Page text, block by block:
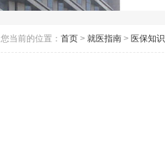
您当前的位置： 首页 > 就医指南 > 医保知识